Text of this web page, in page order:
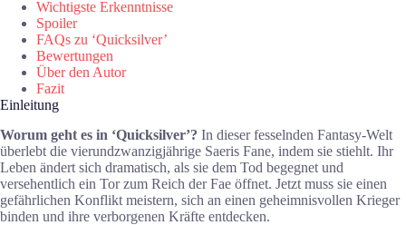
Wichtigste Erkenntnisse
Spoiler
FAQs zu ‘Quicksilver’
Bewertungen
Über den Autor
Fazit
Einleitung
Worum geht es in ‘Quicksilver’? In dieser fesselnden Fantasy-Welt
überlebt die vierundzwanzigjährige Saeris Fane, indem sie stiehlt. Ihr
Leben ändert sich dramatisch, als sie dem Tod begegnet und
versehentlich ein Tor zum Reich der Fae öffnet. Jetzt muss sie einen
gefährlichen Konflikt meistern, sich an einen geheimnisvollen Krieger
binden und ihre verborgenen Kräfte entdecken.